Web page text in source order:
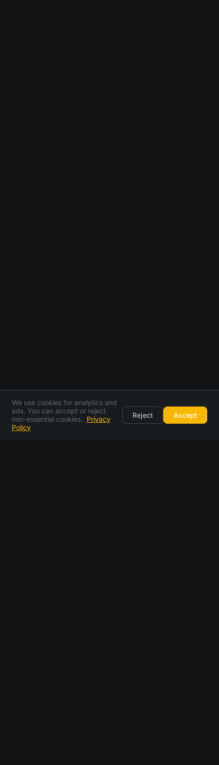
We use cookies for analytics and
ads. You can accept or reject
non-essential cookies. Privacy
Policy
Reject Accept